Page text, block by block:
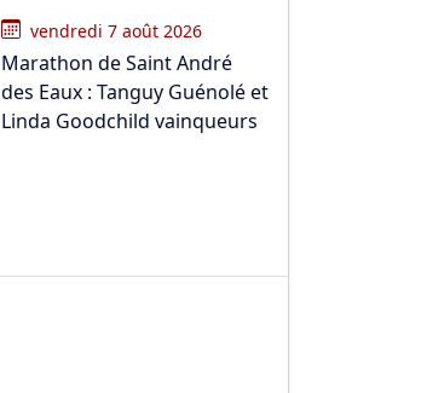
vendredi 7 août 2026
Marathon de Saint André
des Eaux : Tanguy Guénolé et
Linda Goodchild vainqueurs